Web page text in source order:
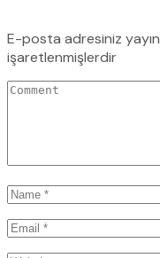
E-posta adresiniz
işaretlenmişlerdir